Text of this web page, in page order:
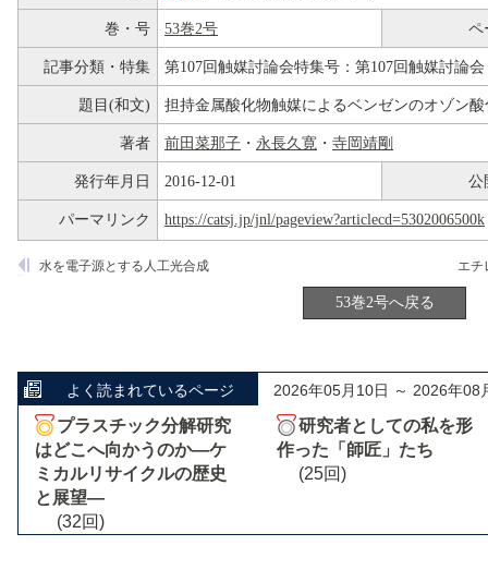
巻・号 53巻2号 ペ
記事分類・特集 第107回触媒討論会特集号：第107回触媒討論会
題目(和文) 担持金属酸化物触媒によるベンゼンのオゾン
著者 前田菜那子 ・ 永長久寛 ・ 寺岡靖剛
発行年月日 2016-12-01 公
パーマリンク https://catsj.jp/jnl/pageview?articlecd=5302006500k
水を電子源とする人工光合成
53巻2号へ戻る
よく読まれているページ 2026年05月10日 ～ 2026年08
プラスチック分解研究
はどこへ向かうのか―ケ
ミカルリサイクルの歴史
と展望―
(32回)
研究者としての私を形
作った「師匠」たち
(25回)